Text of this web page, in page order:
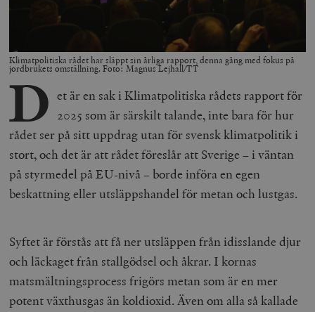
Klimatpolitiska rådet har släppt sin årliga rapport, denna gång med fokus på
jordbrukets omställning. Foto: Magnus Lejhall/TT
D et är en sak i Klimatpolitiska rådets rapport för
2025 som är särskilt talande, inte bara för hur
rådet ser på sitt uppdrag utan för svensk klimatpolitik i
stort, och det är att rådet föreslår att Sverige – i väntan
på styrmedel på EU-nivå – borde införa en egen
beskattning eller utsläppshandel för metan och lustgas.
Syftet är förstås att få ner utsläppen från idisslande djur
och läckaget från stallgödsel och åkrar. I kornas
matsmältningsprocess frigörs metan som är en mer
potent växthusgas än koldioxid. Även om alla så kallade